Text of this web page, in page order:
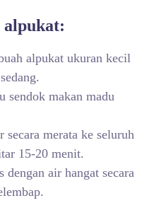
alpukat:
alpukat ukuran kecil
sendok makan madu
secara merata ke seluruh
15-20 menit.
air hangat secara